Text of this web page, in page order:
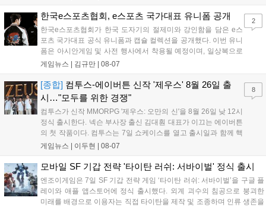
용 가능합니다....
한국e스포츠협회, e스포츠 국가대표 유니폼 공개
한국e스포츠협회가 한국 도자기의 절제미와 강인함을 담은 e스
포츠 국가대표 공식 유니폼과 캡슐 컬렉션을 공개했다. 이번 유니
폼은 아시안게임 및 사전 행사에서 착용될 예정이며, 일상복으로
구성된 컬렉션은 오는 8월 28일부터 골스튜디오 공식 홈페이지
서는 대회 규정에 따라 별도의 유니폼을 착용할 계획이다....
게임뉴스 | 김규만 | 08-07
2
[종합] 컴투스-에이버튼 신작 '제우스' 8월 26일 출
시…"모두를 위한 경쟁"
컴투스가 신작 MMORPG '제우스: 오만의 신'을 8월 26일 낮 12시
정식 출시한다. 넥슨 부사장 출신 김대훤 대표가 이끄는 에이버튼
의 첫 작품이다. 컴투스는 7일 쇼케이스를 열고 출시일과 함께 핵
심 콘텐츠, 유료화 정책, 운영 방향을 공개했다. 캐릭터명 선점은
의 오만으로 균열이...
게임뉴스 | 이두현 | 08-07
8
모바일 SF 기갑 전략 '타이탄 러쉬: 서바이벌' 정식 출시
엔조이게임은 7일 SF 기갑 전략 게임 ‘타이탄 러쉬: 서바이벌’을 구글 플
레이와 애플 앱스토어에 정식 출시했다. 외계 괴수의 침공으로 붕괴한
미래를 배경으로 이용자는 직접 타이탄을 제작 및 조종하며 인류 생존을